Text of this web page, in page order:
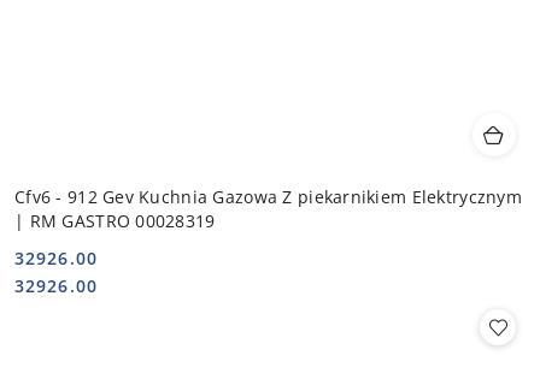
Cfv6 - 912 Gev Kuchnia Gazowa Z piekarnikiem Elektrycznym
| RM GASTRO 00028319
Cena:
32926.00
Cena:
32926.00